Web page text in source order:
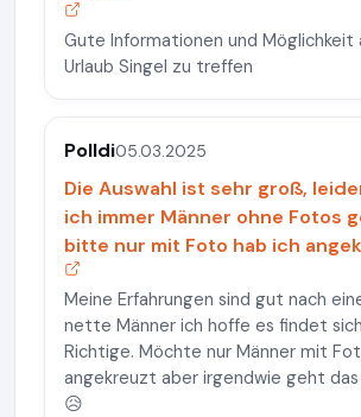
Gute Informationen und Möglichkeit
Urlaub Singel zu treffen
Polldi05.03.2025
Die Auswahl ist sehr groß,
ich immer Männer ohne Fotos
bitte nur mit Foto hab ich
Meine Erfahrungen sind gut nach
nette Männer ich hoffe es findet
Richtige. Möchte nur Männer mit
angekreuzt aber irgendwie geht
😥